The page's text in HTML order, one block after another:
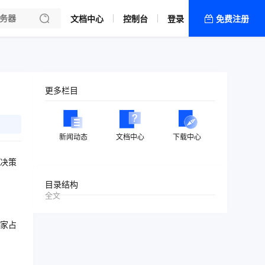
文档中心 控制台 登录 免费注册
策
占
更多栏目
新闻动态 文档中心 下载中心
目录结构
全文